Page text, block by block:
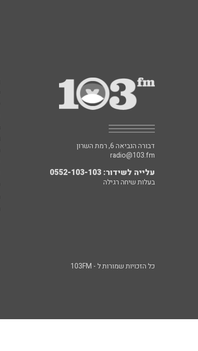
דבורה הנביאה 6, רמת השרון
radio@103.fm
עלייה לשידור: 0552-103-103
בעלות שיחה רגילה
כל הזכויות שמורות ל - 103FM